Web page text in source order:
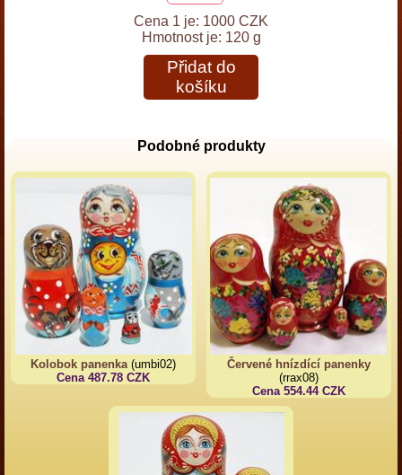
Cena 1 je: 1000 CZK
Hmotnost je: 120 g
Přidat do
košíku
Podobné produkty
Kolobok panenka(umbi02)
Cena 487.78 CZK
Červené hnízdící panenky
(rrax08)
Cena 554.44 CZK